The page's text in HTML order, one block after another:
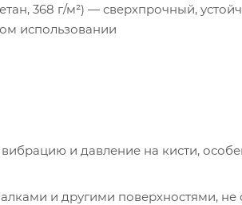
368 г/м²) — сверхпрочный,
использовании
и давление на кисти,
и другими поверхностями, не